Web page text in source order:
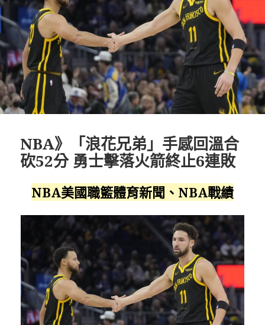
NBA》「浪花兄弟」手感回溫合
砍52分 勇士擊落火箭終止6連敗
NBA美國職籃體育新聞、NBA戰績